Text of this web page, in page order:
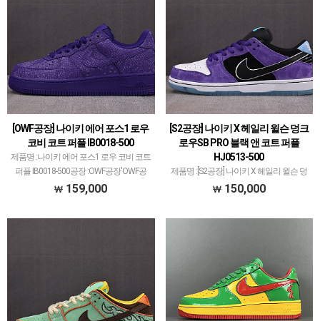
[OWF공장] 나이키 에어 포스1 로우
코비 코트 퍼플 IB0018-500
제품명 :나이키 에어 포스1 로우 코비 코트
퍼플 IB0018-500공장 :OWF공장'OWF공
장'은 나이키x오프화이트 콜라보 전문으
159,000
[S2공장] 나이키 X 헤일리 윌슨 덩크
로우SB PRO 블랙 앤 코트 퍼플
HJ0513-500
제품명 :[S2공장] 나이키 X 헤일리 윌슨 덩
크 로우SB PRO 블랙 앤 코트 퍼플 HJ0513-
150,000